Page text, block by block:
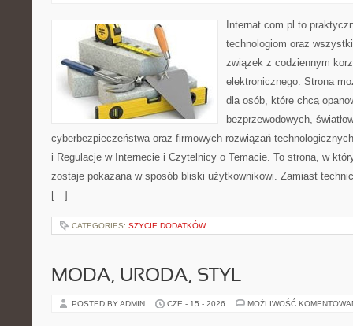
Internat.com.pl to
technologiom oraz
związek z codziennym
elektronicznego. Strona
dla osób, które chcą
bezprzewodowych,
cyberbezpieczeństwa oraz firmowych rozwiązań
i Regulacje w Internecie i Czytelnicy o Temacie. To strona, w
zostaje pokazana w sposób bliski użytkownikowi. Zamiast
[…]
CATEGORIES: SZYCIE DODATKÓW
MODA, URODA, STYL
POSTED BY ADMIN CZE - 15 - 2026 MOŻLIWOŚĆ